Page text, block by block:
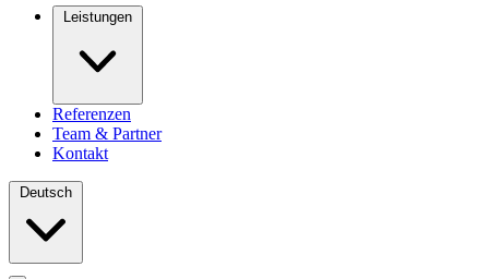
Leistungen
Referenzen
Team & Partner
Kontakt
Deutsch